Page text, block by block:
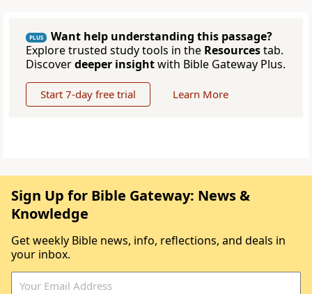
PLUS
Want help understanding this passage?
Explore trusted study tools in the Resourcestab.
Discoverdeeper insightwith Bible Gateway Plus.
Start 7-day free trial Learn More
Sign Up for Bible Gateway: News &
Knowledge
Get weekly Bible news, info, reflections, and deals in
your inbox.